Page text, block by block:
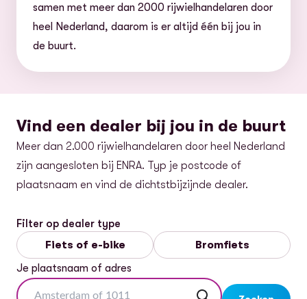
samen met meer dan 2000 rijwielhandelaren door
heel Nederland, daarom is er altijd één bij jou in
de buurt.
Vind een dealer bij jou in de buurt
Meer dan 2.000 rijwielhandelaren door heel Nederland
zijn aangesloten bij ENRA. Typ je postcode of
plaatsnaam en vind de dichtstbijzijnde dealer.
Je plaatsnaam of adres
Filter op dealer type
Fiets of e-bike
Bromfiets
5